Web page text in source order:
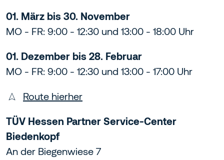
01. März bis 30. November
MO - FR: 9:00 - 12:30 und 13:00 - 18:00 Uhr
01. Dezember bis 28. Februar
MO - FR: 9:00 - 12:30 und 13:00 - 17:00 Uhr
Route hierher
TÜV Hessen Partner Service-Center
Biedenkopf
An der Biegenwiese 7